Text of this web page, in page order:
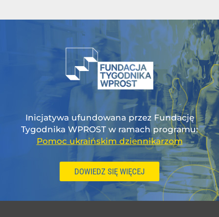
Inicjatywa ufundowana przez Fundację
Tygodnika WPROST w ramach programu:
Pomoc ukraińskim dziennikarzom
DOWIEDZ SIĘ WIĘCEJ